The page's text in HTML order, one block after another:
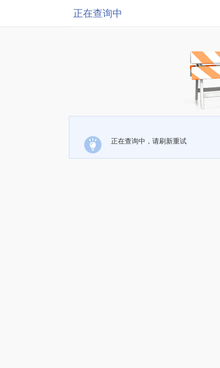
正在查询中
正在查询中，请刷新重试